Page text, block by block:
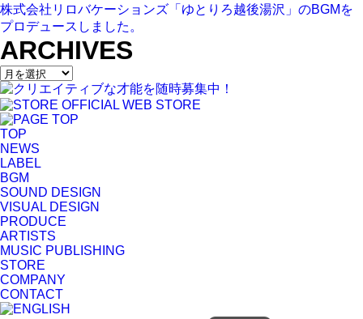
株式会社リロバケーションズ「ゆとりろ越後湯沢」のBGMを
プロデュースしました。
ARCHIVES
TOP
NEWS
LABEL
BGM
SOUND DESIGN
VISUAL DESIGN
PRODUCE
ARTISTS
MUSIC PUBLISHING
STORE
COMPANY
CONTACT